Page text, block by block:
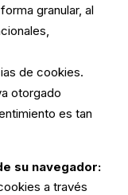
granular, al
de cookies.
otorgado
es tan
su navegador:
a través